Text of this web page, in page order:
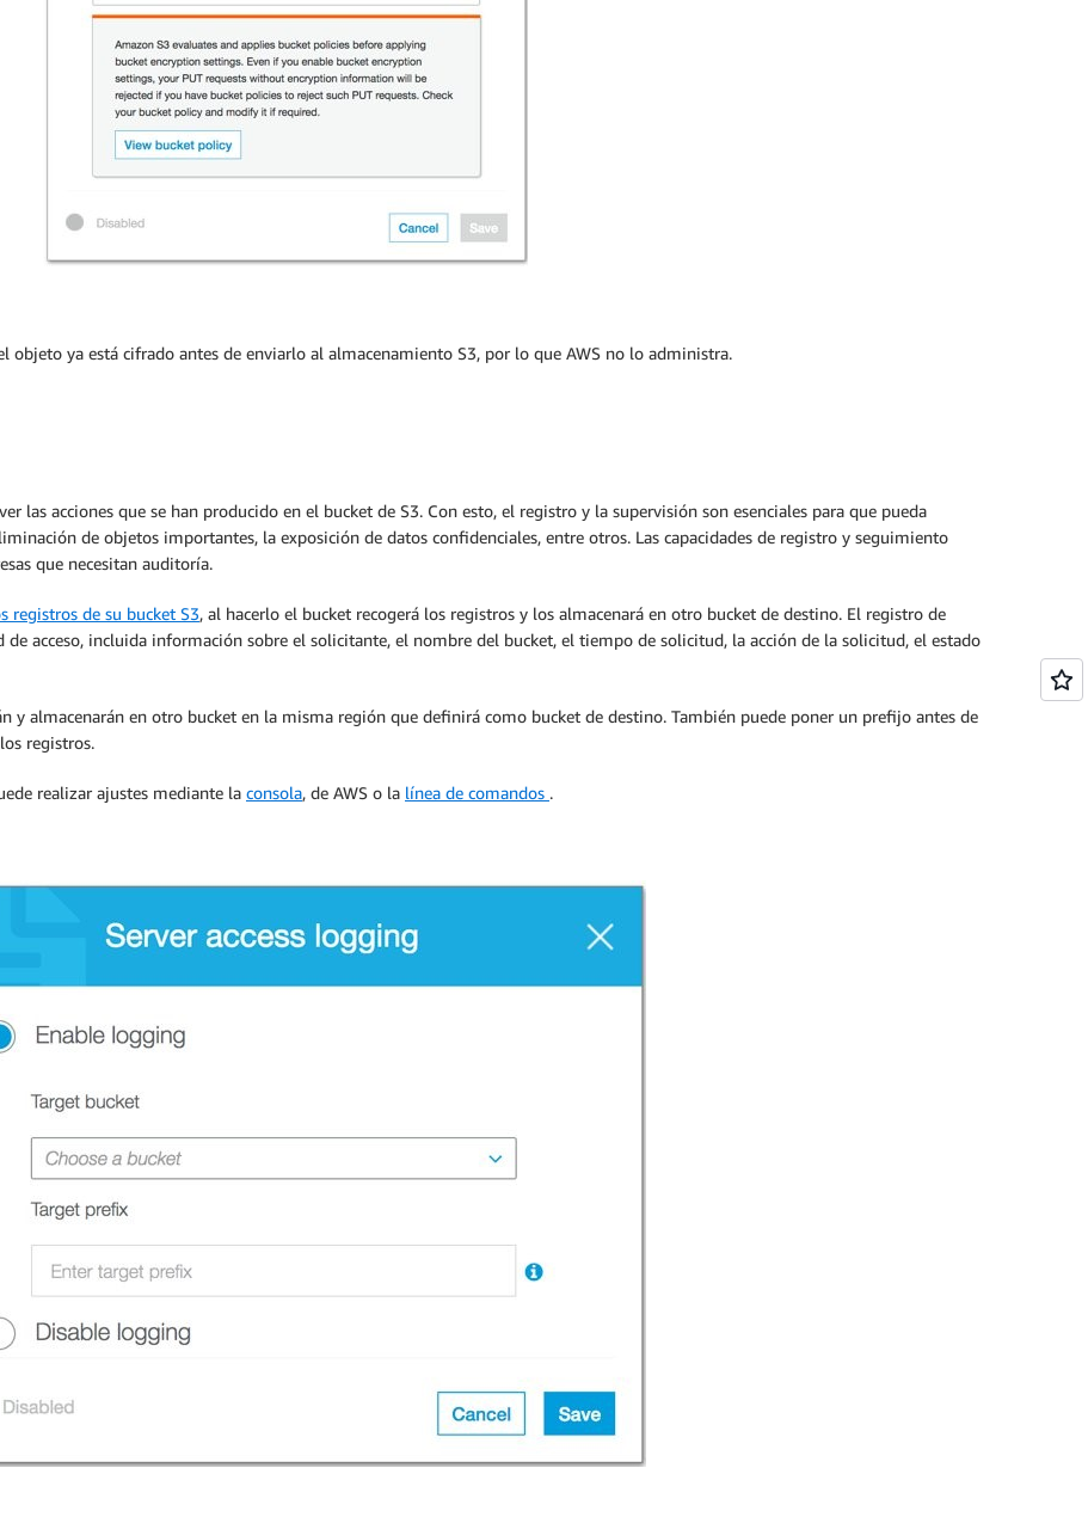
objeto ya está cifrado antes de enviarlo al almacenamiento S3, por lo que AWS no lo administra.
las acciones que se han producido en el bucket de S3. Con esto, el registro y la supervisión son esenciales para que pueda
de objetos importantes, la exposición de datos confidenciales, entre otros. Las capacidades de registro y seguimiento
que necesitan auditoría.
registros de su bucket S3, al hacerlo el bucket recogerá los registros y los almacenará en otro bucket de destino. El registro de
acceso, incluida información sobre el solicitante, el nombre del bucket, el tiempo de solicitud, la acción de la solicitud, el estado
y almacenarán en otro bucket en la misma región que definirá como bucket de destino. También puede poner un prefijo antes de
registros.
realizar ajustes mediante la consola, de AWS o la línea de comandos .